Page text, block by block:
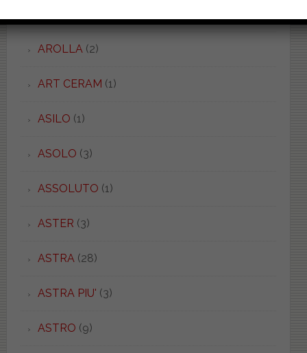
AROLLA(2)
ART CERAM (1)
ASILO (1)
ASOLO (3)
ASSOLUTO (1)
ASTER (3)
ASTRA(28)
ASTRA PIU' (3)
ASTRO (9)